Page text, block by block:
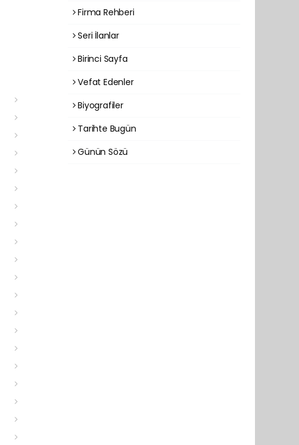
Firma Rehberi
Seri İlanlar
Birinci Sayfa
Vefat Edenler
Biyografiler
Tarihte Bugün
Günün Sözü